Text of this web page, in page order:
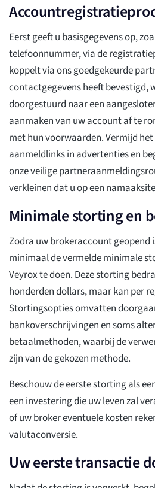
Eerst geeft u basisgegevens op,
telefoonnummer, via de
koppelt via ons goedgekeurde
contactgegevens heeft bevestigd,
doorgestuurd naar een
aanmaken van uw account af te
met hun voorwaarden. Vermijd
aanmeldlinks in advertenties en
onze veilige
verkleinen dat u op een
Minimale storting en
Zodra uw brokeraccount geopend
minimaal de vermelde minimale
Veyrox te doen. Deze storting
honderden dollars, maar kan per
Stortingsopties omvatten
bankoverschrijvingen en soms
betaalmethoden, waarbij de
zijn van de gekozen methode.
Beschouw de eerste storting als
een investering die uw leven zal
of uw broker eventuele kosten
valutaconversie.
Uw eerste transactie